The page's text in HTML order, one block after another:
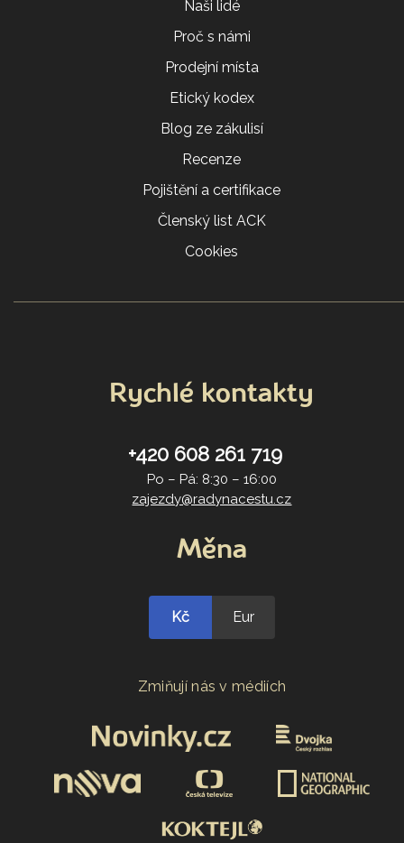
Naši lidé
Proč s námi
Prodejní místa
Etický kodex
Blog ze zákulisí
Recenze
Pojištění a certifikace
Členský list ACK
Cookies
Rychlé kontakty
+420 608 261 719
Po – Pá: 8:30 – 16:00
zajezdy@radynacestu.cz
Měna
Kč Eur
Zmiňují nás v médiích